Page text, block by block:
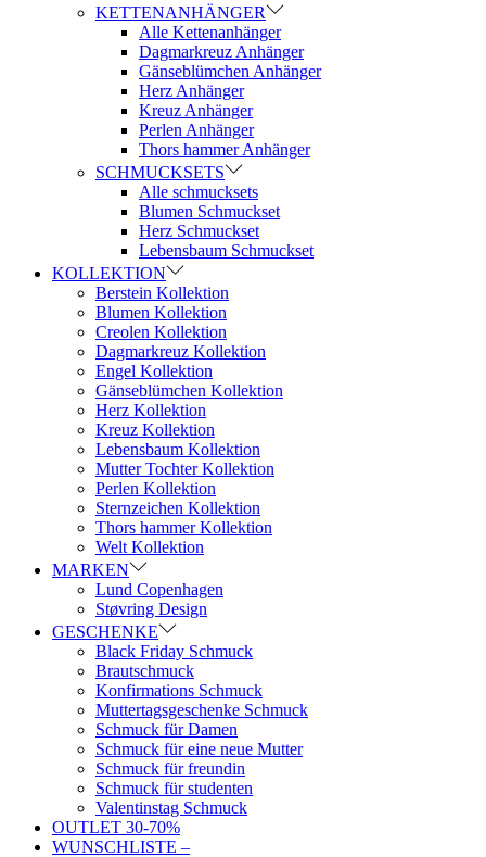
KETTENANHÄNGER
Alle Kettenanhänger
Dagmarkreuz Anhänger
Gänseblümchen Anhänger
Herz Anhänger
Kreuz Anhänger
Perlen Anhänger
Thors hammer Anhänger
SCHMUCKSETS
Alle schmucksets
Blumen Schmuckset
Herz Schmuckset
Lebensbaum Schmuckset
KOLLEKTION
Berstein Kollektion
Blumen Kollektion
Creolen Kollektion
Dagmarkreuz Kollektion
Engel Kollektion
Gänseblümchen Kollektion
Herz Kollektion
Kreuz Kollektion
Lebensbaum Kollektion
Mutter Tochter Kollektion
Perlen Kollektion
Sternzeichen Kollektion
Thors hammer Kollektion
Welt Kollektion
MARKEN
Lund Copenhagen
Støvring Design
GESCHENKE
Black Friday Schmuck
Brautschmuck
Konfirmations Schmuck
Muttertagsgeschenke Schmuck
Schmuck für Damen
Schmuck für eine neue Mutter
Schmuck für freundin
Schmuck für studenten
Valentinstag Schmuck
OUTLET 30-70%
WUNSCHLISTE –